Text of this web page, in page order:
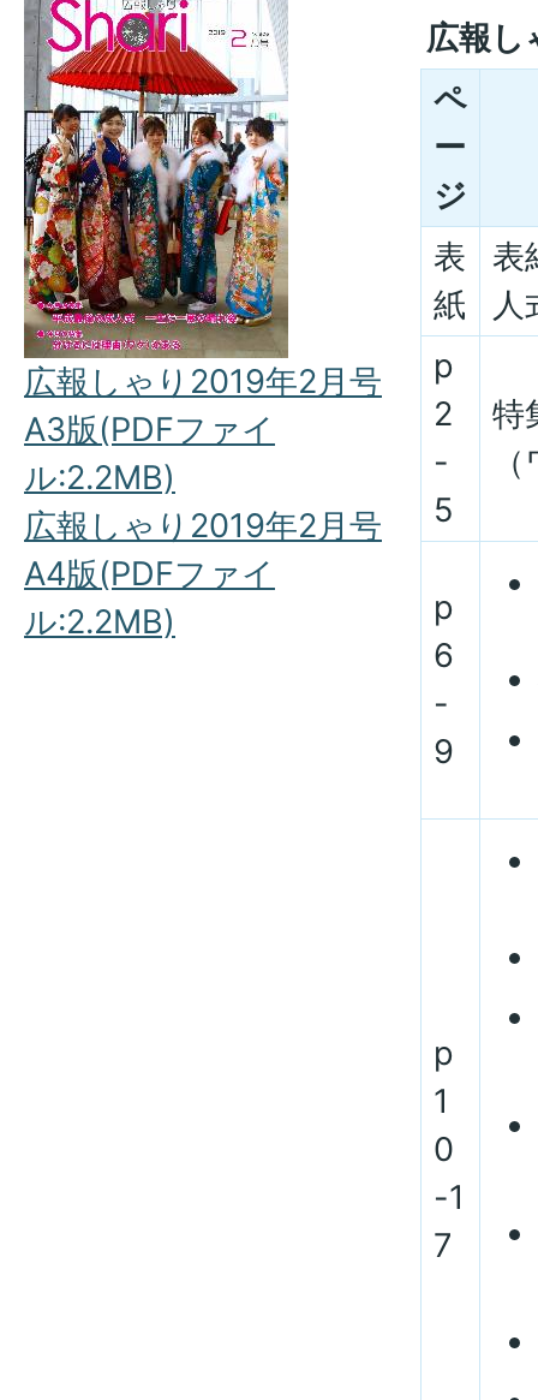
広報しゃり2019年2月号
A3版(PDFファイ
ル:2.2MB)
広報しゃり2019年2月号
A4版(PDFファイ
ル:2.2MB)
広報し
ペ
ー
ジ
表
紙
表
人
p
2
-
5
特
p
6
-
9
p
1
0
-1
7